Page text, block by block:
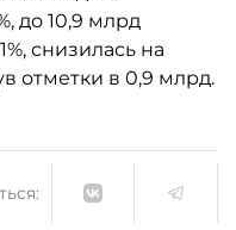
до 10,9 млрд
снизилась на
отметки в 0,9 млрд.